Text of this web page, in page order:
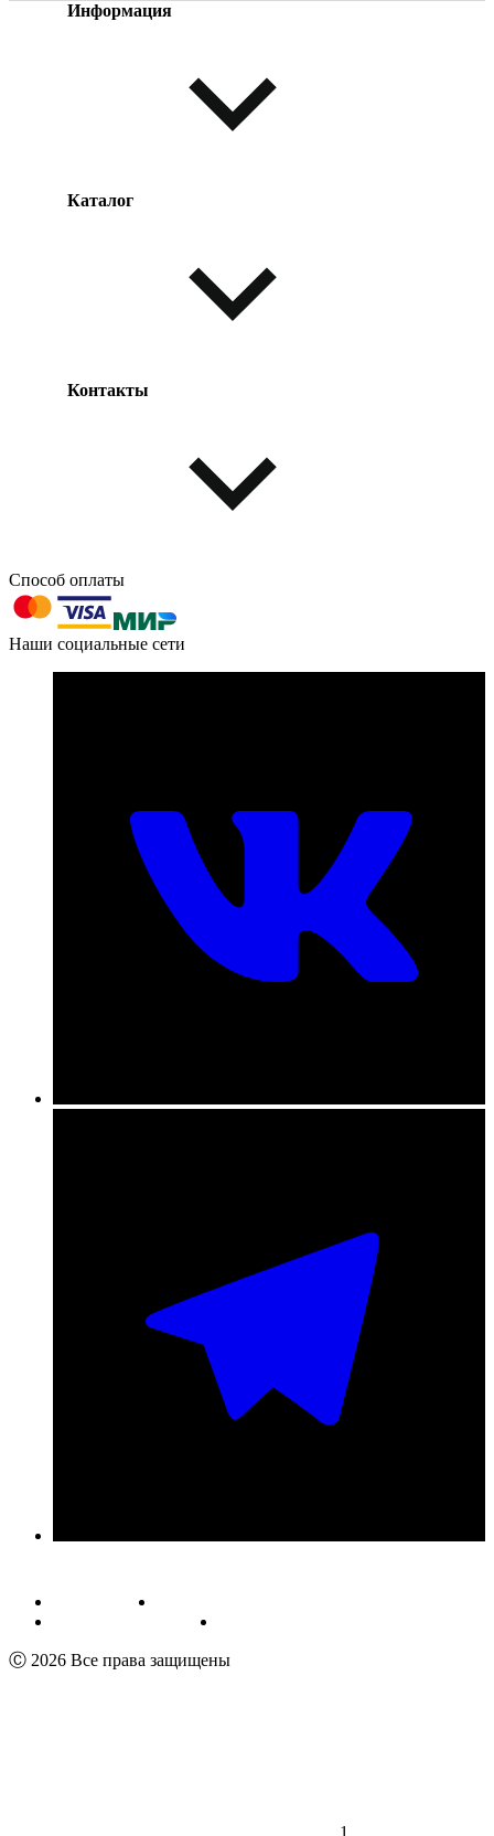
Информация
Таблица размеров
Каталог
Контакты
603004, г. Нижний Новгород, проспект Ленина, д. 95
Номер телефона для связи:
+7 (831) 290-86-98
Способ оплаты
Наши социальные сети
Публичная оферта
Пользовательское соглашение
Ⓒ 2026 Все права защищены